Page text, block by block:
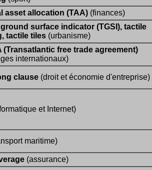
asset allocation (TAA) (finances)
surface indicator (TGSI), tactile
tactile tiles (urbanisme)
(Transatlantic free trade agreement)
internationaux)
clause (droit et économie d'entreprise)
et Internet)
maritime)
(assurance)